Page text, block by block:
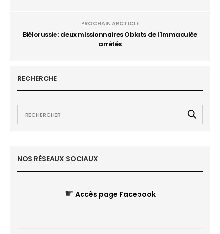
PROCHAIN ARCTICLE
Biélorussie : deux missionnaires Oblats de l'Immaculée
arrêtés
RECHERCHE
NOS RÉSEAUX SOCIAUX
☛ Accès page Facebook